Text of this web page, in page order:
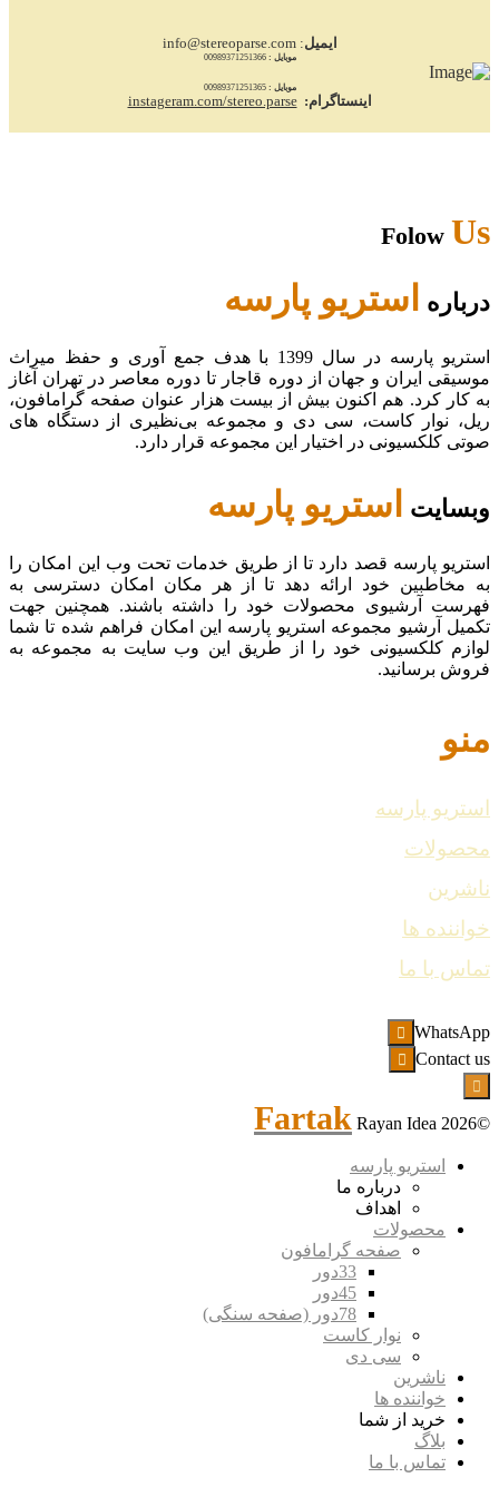
تاریخ جامع ضبط صوت
تاریخچه نوار کاست و ضبط صدا، انواع و ویژگی‌های نوار کاست
22مرداد
08خرداد
تنظیم آهنگ چیست؟
09ارديبهشت
بهترین جوایز بین‌المللی موسیقی را بشناسید
...
19اسفند
بهترین سرویس‌های استریم موسیقی کدام است؟
ایمیل : info@stereoparse.com
موبایل :00989371251366
موبایل :00989371251365
اینستاگرام: instageram.com/stereo.parse
FolowUs
درباره استریو پارسه
استریو پارسه در سال 1399 با هدف جمع آوری و حفظ میراث
موسیقی ایران و جهان از دوره قاجار تا دوره معاصر در تهران آغاز
به کار کرد. هم اکنون بیش از بیست هزار عنوان صفحه گرامافون،
ریل، نوار کاست، سی دی و مجموعه بی‌نظیری از دستگاه های
صوتی کلکسیونی در اختیار این مجموعه قرار دارد.
وبسایت استریو پارسه
استریو پارسه قصد دارد تا از طریق خدمات تحت وب این امکان را
به مخاطبین خود ارائه دهد تا از هر مکان امکان دسترسی به
فهرست آرشیوی محصولات خود را داشته باشند. همچنین جهت
تکمیل آرشیو مجموعه استریو پارسه این امکان فراهم شده تا شما
لوازم کلکسیونی خود را از طریق این وب سایت به مجموعه به
فروش برسانید.
منو
استریو پارسه
محصولات
ناشرین
خواننده ها
تماس با ما
WhatsApp
Contact us
©2026
FartakRayan Idea
استریو پارسه
درباره ما
اهداف
محصولات
صفحه گرامافون
33دور
45دور
78دور (صفحه سنگی)
نوار کاست
سی دی
ناشرین
خواننده ها
خرید از شما
بلاگ
تماس با ما